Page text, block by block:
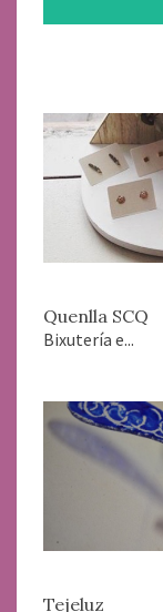
Quenlla SCQ
Bixutería e...
Tejeluz